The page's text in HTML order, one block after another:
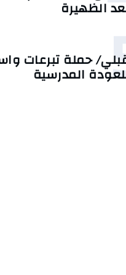
الظهيرة
حملة تبرعات
المدرسية